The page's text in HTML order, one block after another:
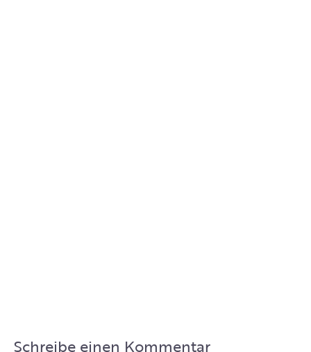
Schreibe einen Kommentar